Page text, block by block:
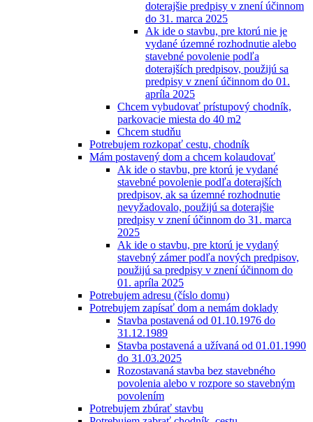
doterajšie predpisy v znení účinnom
do 31. marca 2025
Ak ide o stavbu, pre ktorú nie je
vydané územné rozhodnutie alebo
stavebné povolenie podľa
doterajších predpisov, použijú sa
predpisy v znení účinnom do 01.
apríla 2025
Chcem vybudovať prístupový chodník,
parkovacie miesta do 40 m2
Chcem studňu
Potrebujem rozkopať cestu, chodník
Mám postavený dom a chcem kolaudovať
Ak ide o stavbu, pre ktorú je vydané
stavebné povolenie podľa doterajších
predpisov, ak sa územné rozhodnutie
nevyžadovalo, použijú sa doterajšie
predpisy v znení účinnom do 31. marca
2025
Ak ide o stavbu, pre ktorú je vydaný
stavebný zámer podľa nových predpisov,
použijú sa predpisy v znení účinnom do
01. apríla 2025
Potrebujem adresu (číslo domu)
Potrebujem zapísať dom a nemám doklady
Stavba postavená od 01.10.1976 do
31.12.1989
Stavba postavená a užívaná od 01.01.1990
do 31.03.2025
Rozostavaná stavba bez stavebného
povolenia alebo v rozpore so stavebným
povolením
Potrebujem zbúrať stavbu